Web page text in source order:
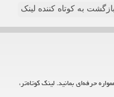
بازگشت به کوتاه کننده لینک
حرفه‌ای بمانید. لینک کوتاه‌تر،